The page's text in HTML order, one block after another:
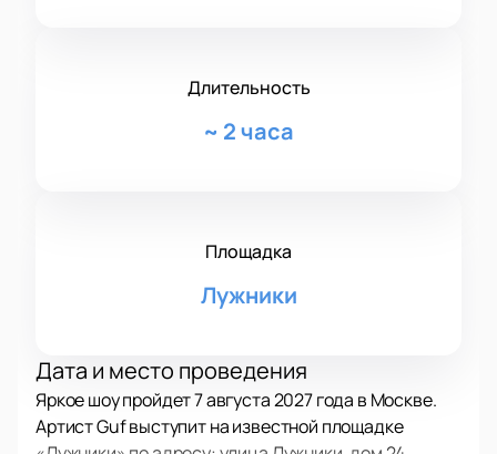
Длительность
~ 2 часа
Площадка
Лужники
Дата и место проведения
Яркое шоу пройдет 7 августа 2027 года в Москве.
Артист Guf выступит на известной площадке